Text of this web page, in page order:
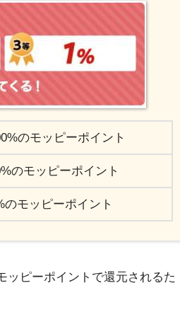
のモッピーポイント
のモッピーポイント
のモッピーポイント
ッピーポイントで還元されるた